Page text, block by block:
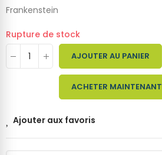
Frankenstein
Rupture de stock
AJOUTER AU PANIER
ACHETER MAINTENANT
Ajouter aux favoris